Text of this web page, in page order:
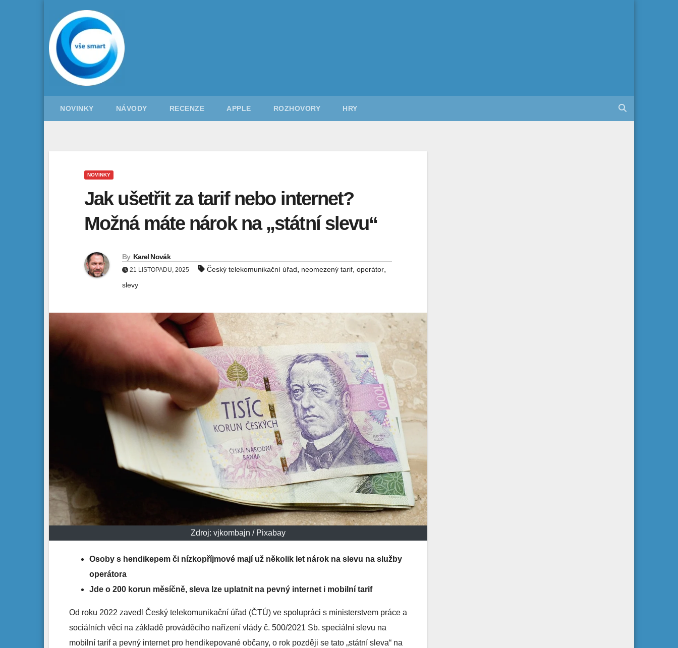
content
NOVINKY NÁVODY RECENZE APPLE ROZHOVORY HRY
NOVINKY
Jak ušetřit za tarif nebo internet?
Možná máte nárok na „státní slevu“
By Karel Novák
21 LISTOPADU, 2025 Český telekomunikační úřad, neomezený tarif, operátor,
slevy
Zdroj: vjkombajn / Pixabay
Osoby s hendikepem či nízkopříjmové mají už několik let nárok na slevu na služby
operátora
Jde o 200 korun měsíčně, sleva lze uplatnit na pevný internet i mobilní tarif
Od roku 2022 zavedl Český telekomunikační úřad (ČTÚ) ve spolupráci s ministerstvem práce a
sociálních věcí na základě prováděcího nařízení vlády č. 500/2021 Sb. speciální slevu na
mobilní tarif a pevný internet pro hendikepované občany, o rok později se tato „státní sleva“ na